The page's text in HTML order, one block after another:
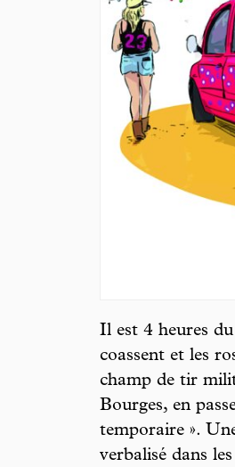
Il est 4 heures
coassent et les
champ de tir
Bourges, en
temporaire ».
verbalisé dans